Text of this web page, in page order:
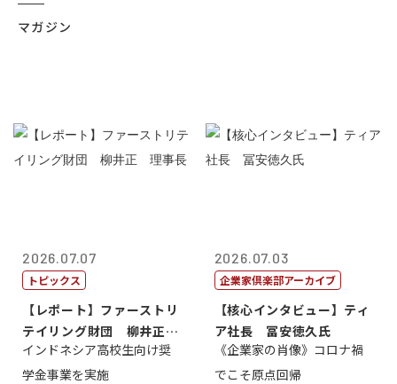
マガジン
2026.07.07
トピックス
【レポート】ファーストリ
テイリング財団 柳井正
理事長
インドネシア高校生向け奨
学金事業を実施
2026.07.03
企業家倶楽部アーカイブ
【核心インタビュー】ティ
ア社長 冨安徳久氏
《企業家の肖像》コロナ禍
でこそ原点回帰